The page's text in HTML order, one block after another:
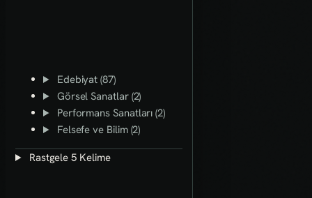
Edebiyat (87)
Görsel Sanatlar (2)
Performans Sanatları (2)
Felsefe ve Bilim (2)
Rastgele 5 Kelime